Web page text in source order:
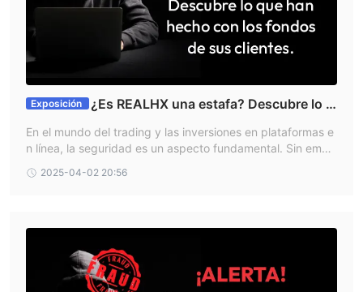
Exposición
¿Es REALHX una estafa? Descubre lo q
En el mundo del trading y las inversiones en plataformas e
n línea, la seguridad es un aspecto fundamental. Sin emba
eros que les han hecho perder grandes sumas de dinero.
nombre varias veces y que sigue operando con prácticas
sospechosas. En este artículo, analizamos lo sucedido y d
amos recomendaciones para evitar caer en este tipo de e
ngaños.
2025-04-02 20:56